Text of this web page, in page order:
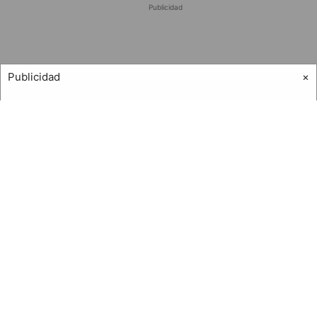
Publicidad
×
Publicidad